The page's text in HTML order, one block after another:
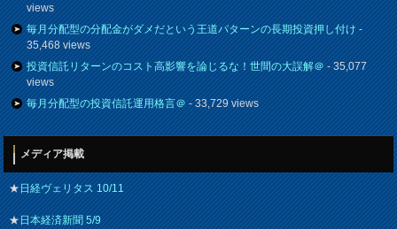
views
毎月分配型の分配金がダメだという王道パターンの長期投資押し付け-
35,468 views
投資信託リターンのコスト高影響を論じるな！世間の大誤解＠- 35,077
views
毎月分配型の投資信託運用格言＠- 33,729 views
メディア掲載
★日経ヴェリタス 10/11
★日本経済新聞 5/9